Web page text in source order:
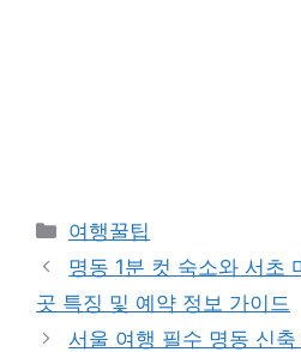
카
테
고
리
여행꿀팁
명동 1분 컷 숙소와 서초
곳 특징 및 예약 정보 가이드
서울 여행 필수 명동 신